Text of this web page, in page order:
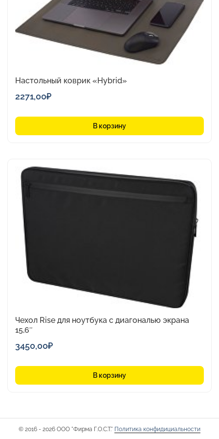
Настольный коврик «Hybrid»
2271,00₽
В корзину
Чехол Rise для ноутбука с диагональю экрана
15,6″
3450,00₽
В корзину
© 2016 - 2026 ООО "Фирма Г.О.С.Т." Политика конфидициальности